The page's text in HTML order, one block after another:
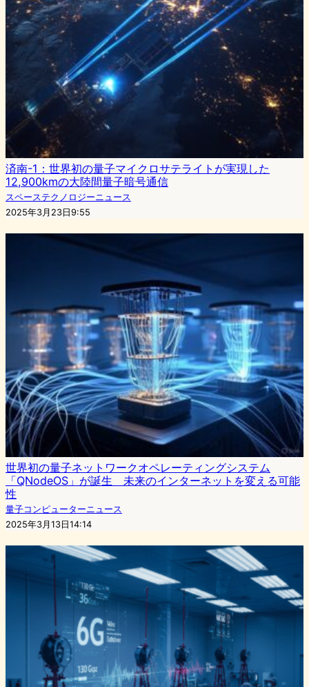
済南-1：世界初の量子マイクロサテライトが実現した
12,900kmの大陸間量子暗号通信
スペーステクノロジーニュース
2025年3月23日9:55
世界初の量子ネットワークオペレーティングシステム
「QNodeOS」が誕生 未来のインターネットを変える可能
性
量子コンピューターニュース
2025年3月13日14:14